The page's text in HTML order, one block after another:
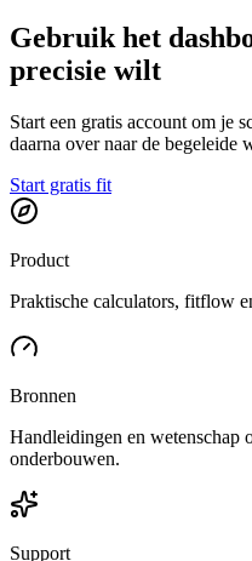
Gebruik het
precisie wilt
Start een gratis account om je
daarna over naar de
Start gratis fit
Product
Praktische calculators, fitflow
Bronnen
Handleidingen en wetenschap
onderbouwen.
Support